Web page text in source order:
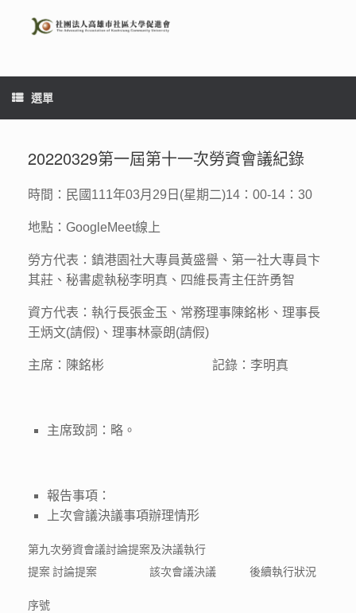
content
選單
20220329第一屆第十一次勞資會議紀錄
時間：民國111年03月29日(星期二)14：00-14：30
地點：GoogleMeet線上
勞方代表：鎮港園社大專員黃盛譽、第一社大專員卞
其莊、秘書處執秘李明真、四維長青主任許勇智
資方代表：執行長張金玉、常務理事陳銘彬、理事長
王炳文(請假)、理事林豪朗(請假)
主席：陳銘彬 記錄：李明真
主席致詞：略。
報告事項：
上次會議決議事項辦理情形
第九次勞資會議討論提案及決議執行
提案
序號
討論提案 該次會議決議 後續執行狀況